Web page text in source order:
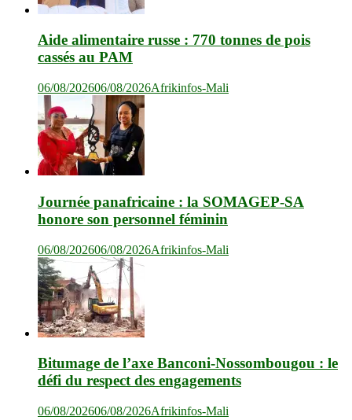
Aide alimentaire russe : 770 tonnes de pois
cassés au PAM
06/08/202606/08/2026Afrikinfos-Mali
Journée panafricaine : la SOMAGEP-SA
honore son personnel féminin
06/08/202606/08/2026Afrikinfos-Mali
Bitumage de l’axe Banconi-Nossombougou : le
défi du respect des engagements
06/08/202606/08/2026Afrikinfos-Mali